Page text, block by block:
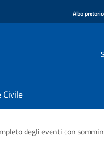
Albo pretorio
Civile
degli eventi con